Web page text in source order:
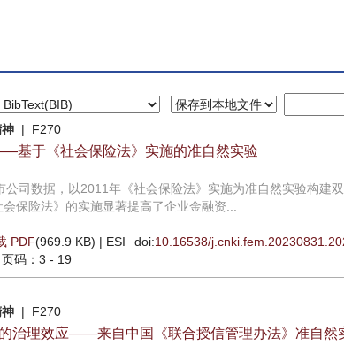
| F270
基于《社会保险法》实施的准自然实验
司数据，以2011年《社会保险法》实施为准自然实验构建
保险法》的实施显著提高了企业金融资...
PDF(969.9 KB) | ESI doi:10.16538/
, 页码：3 - 19
| F270
治理效应——来自中国《联合授信管理办法》准自然